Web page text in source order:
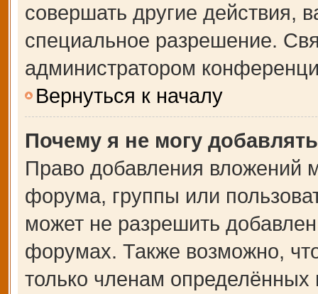
совершать другие действия,
специальное разрешение.
администратором
Вернуться к началу
Почему я не могу
Право добавления вложений
форума, группы или
может не разрешить
форумах. Также возможно,
только членам